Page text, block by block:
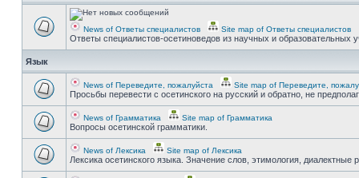
News of Ответы специалистов Site map of Ответы специалистов
Ответы специалистов-осетиноведов из научных и
Язык
News of Переведите, пожалуйста Site map of Переведите,
Просьбы перевести с осетинского на русский и обратно, не
News of Грамматика Site map of Грамматика
Вопросы осетинской грамматики.
News of Лексика Site map of Лексика
Лексика осетинского языка. Значение слов, этимология, диалектные